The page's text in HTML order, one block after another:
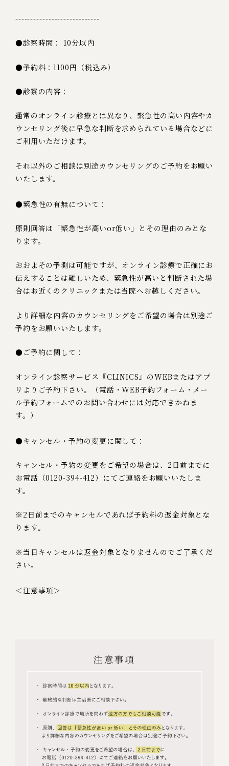
----------------------------
●診察時間： 10分以内
●予約料：1100円（税込み）
●診察の内容：
通常のオンライン診療とは異なり、緊急性の高い内容やカ
ウンセリング後に早急な判断を求められている場合などに
ご利用いただけます。
それ以外のご相談は別途カウンセリングのご予約をお願い
いたします。
●緊急性の有無について：
原則回答は「緊急性が高いor低い」とその理由のみとな
ります。
おおよその予測は可能ですが、オンライン診療で正確にお
伝えすることは難しいため、緊急性が高いと判断された場
合はお近くのクリニックまたは当院へお越しください。
より詳細な内容のカウンセリングをご希望の場合は別途ご
予約をお願いいたします。
●ご予約に関して：
オンライン診察サービス『CLINICS』のWEBまたはアプ
リよりご予約下さい。
（電話・WEB予約フォーム・メー
ル予約フォームでの お問い合わせには対応できかねま
す。）
●キャンセル・予約の変更に関して：
キャンセル・予約の変更をご希望の場合は、2日前までに
お電話（0120-394-412）にてご連絡をお願いいたしま
す。
※2日前までのキャンセルであれば予約料の返金対象とな
ります。
※当日キャンセルは返金対象となりませんのでご了承くだ
さい。
＜注意事項＞